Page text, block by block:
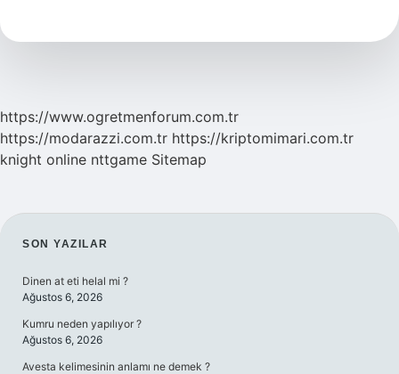
https://www.ogretmenforum.com.tr
https://modarazzi.com.tr https://kriptomimari.com.tr
knight online nttgame Sitemap
SIDEBAR
SON YAZILAR
Dinen at eti helal mi ?
Ağustos 6, 2026
Kumru neden yapılıyor ?
Ağustos 6, 2026
Avesta kelimesinin anlamı ne demek ?